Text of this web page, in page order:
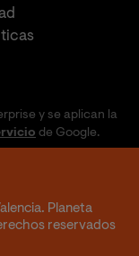
y se aplican la
de Google.
Planeta
reservados